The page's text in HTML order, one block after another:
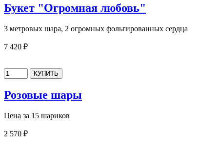
Букет "Огромная любовь"
3 метровых шара, 2 огромных фольгированных сердца
7 420 ₽
Розовые шары
Цена за 15 шариков
2 570 ₽